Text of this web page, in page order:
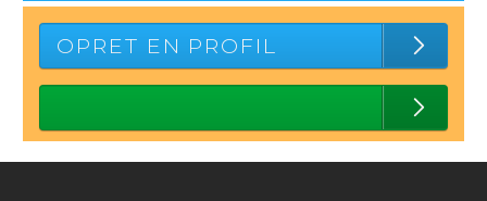
OPRET EN PROFIL